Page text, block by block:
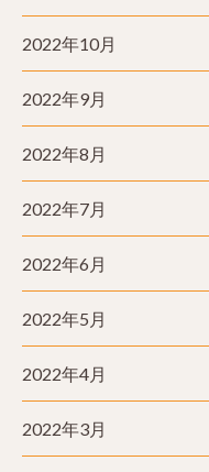
2022年10月
2022年9月
2022年8月
2022年7月
2022年6月
2022年5月
2022年4月
2022年3月